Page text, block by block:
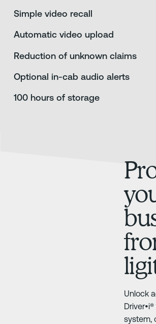
Simple video recall
Automatic video upload
Reduction of unknown claims
Optional in-cab audio alerts
100 hours of storage
Unlock
system,